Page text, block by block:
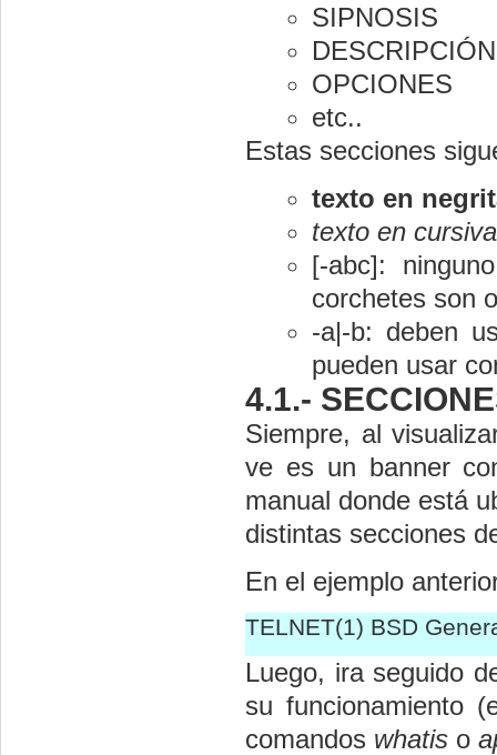
SIPNOSIS
DESCRIPCIÓN
OPCIONES
etc..
Estas secciones
texto en
texto en cursiva
[-abc]:
corchetes son
-a|-b: deben
pueden usar
4.1.-
Siempre, al
ve es un banner
manual donde está
distintas secciones
En el ejemplo
TELNET(1) BSD
Luego, ira seguido
su funcionamiento
comandos whatis o